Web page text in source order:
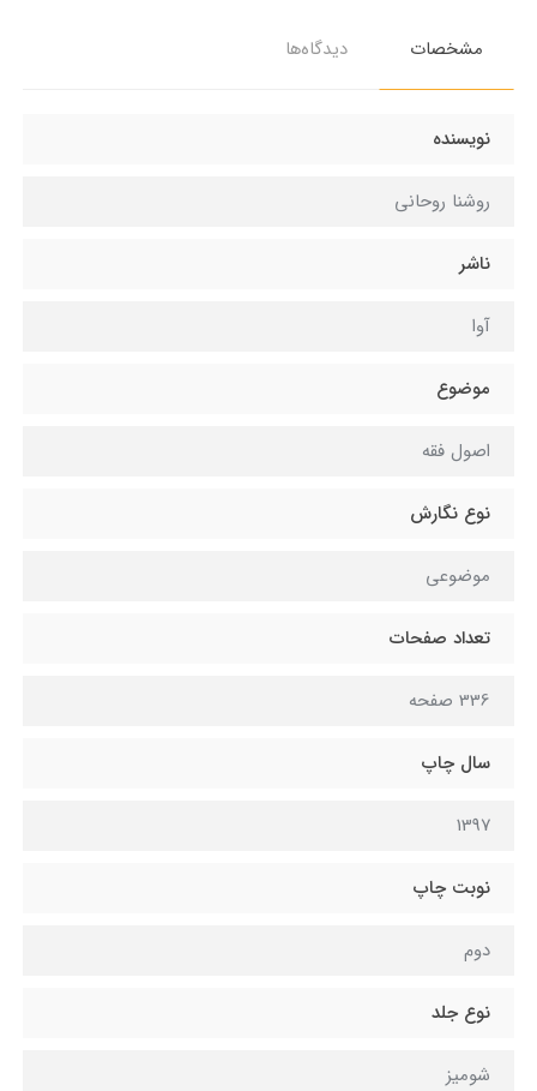
مشخصات دیدگاه‌ها
نویسنده
روشنا روحانی
ناشر
آوا
موضوع
اصول فقه
نوع نگارش
موضوعی
تعداد صفحات
336 صفحه
سال چاپ
1397
نوبت چاپ
دوم
نوع جلد
شومیز